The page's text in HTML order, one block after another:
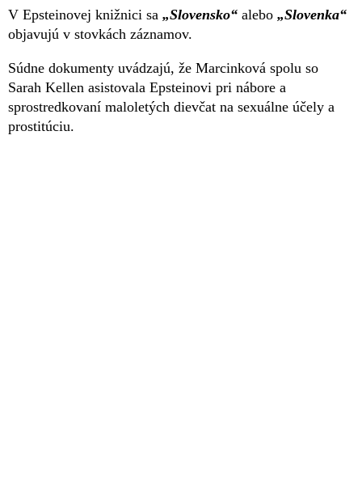
V Epsteinovej knižnici sa „Slovensko“ alebo „Slovenka“
objavujú v stovkách záznamov.
Súdne dokumenty uvádzajú, že Marcinková spolu so
Sarah Kellen asistovala Epsteinovi pri nábore a
sprostredkovaní maloletých dievčat na sexuálne účely a
prostitúciu.